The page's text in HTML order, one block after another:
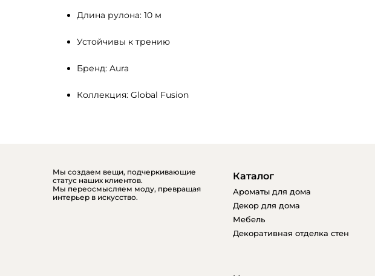
Длина рулона: 10 м
Устойчивы к трению
Бренд: Aura
Коллекция: Global Fusion
Мы создаем вещи, подчеркивающие
статус наших клиентов.
Мы переосмысляем моду, превращая
интерьер в искусство.
Каталог
Ароматы для дома
Декор для дома
Мебель
Декоративная отделка стен